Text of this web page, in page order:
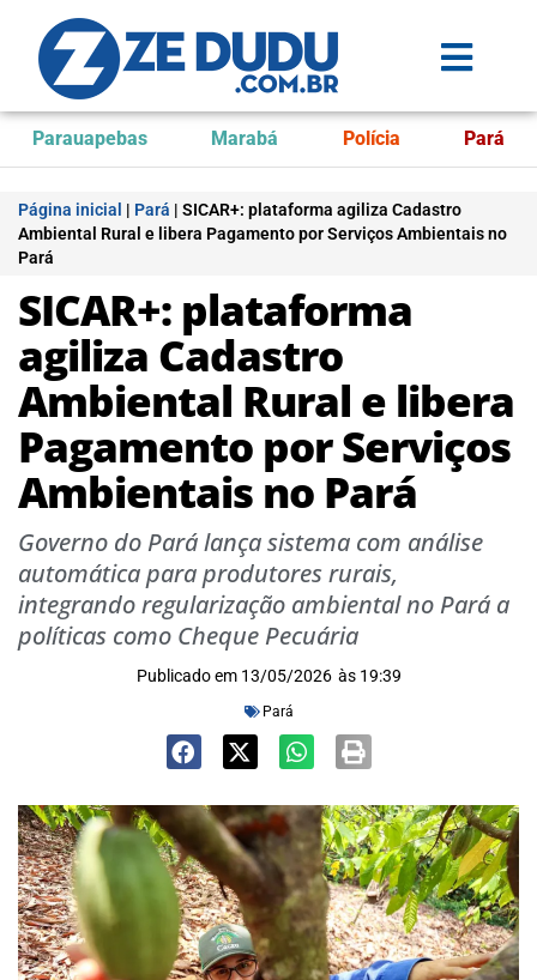
Parauapebas Marabá Polícia Pará
Página inicial | Pará | SICAR+: plataforma agiliza Cadastro
Ambiental Rural e libera Pagamento por Serviços Ambientais no
Pará
SICAR+: plataforma
agiliza Cadastro
Ambiental Rural e libera
Pagamento por Serviços
Ambientais no Pará
Governo do Pará lança sistema com análise
automática para produtores rurais,
integrando regularização ambiental no Pará a
políticas como Cheque Pecuária
Publicado em 13/05/2026 às 19:39
Pará